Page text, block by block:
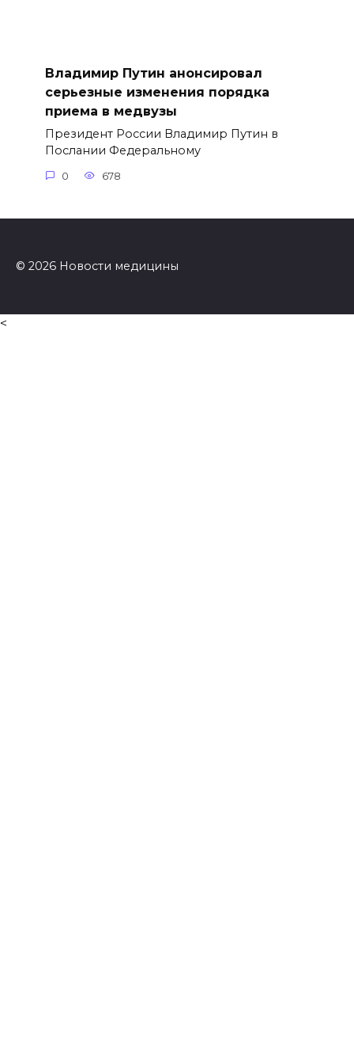
Владимир Путин анонсировал
серьезные изменения порядка
приема в медвузы
Президент России Владимир Путин в
Послании Федеральному
0 678
© 2026 Новости медицины
<